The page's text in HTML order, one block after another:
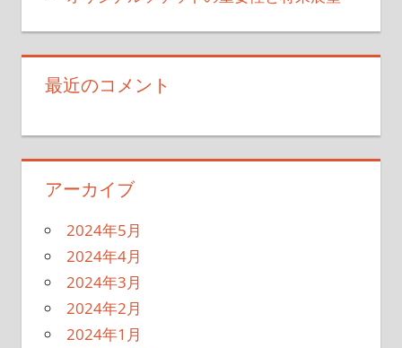
最近のコメント
アーカイブ
2024年5月
2024年4月
2024年3月
2024年2月
2024年1月